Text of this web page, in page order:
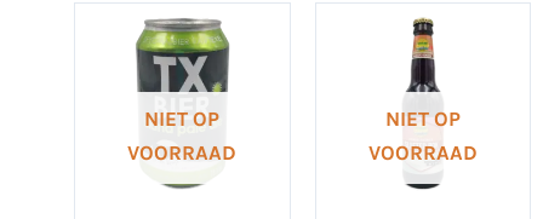
NIET OP
VOORRAAD
NIET OP
VOORRAAD